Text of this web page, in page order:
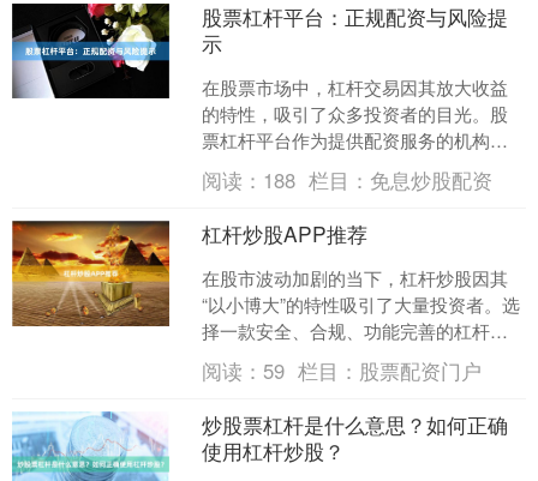
股票杠杆平台：正规配资与风险提
示
在股票市场中，杠杆交易因其放大收益
的特性，吸引了众多投资者的目光。股
票杠杆平台作为提供配资服务的机构，
近年来发展迅速。然而，如何在众多平
台中辨别正规配资，并充分....
阅读： 188 栏目： 免息炒股配资
杠杆炒股APP推荐
在股市波动加剧的当下，杠杆炒股因其
“以小博大”的特性吸引了大量投资者。选
择一款安全、合规、功能完善的杠杆炒
股APP，是控制风险、提升收益的关
键。本文将为您推荐几....
阅读： 59 栏目： 股票配资门户
炒股票杠杆是什么意思？如何正确
使用杠杆炒股？